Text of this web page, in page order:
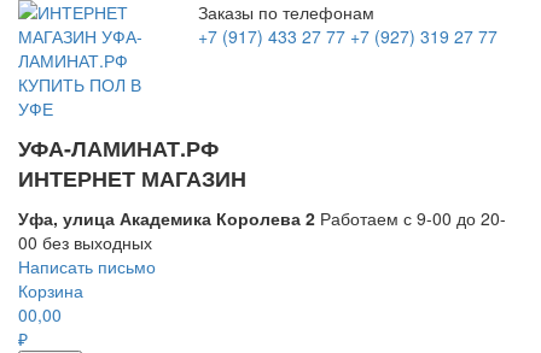
Заказы по телефонам
+7 (917) 433 27 77 +7 (927) 319 27 77
УФА-ЛАМИНАТ.РФ
ИНТЕРНЕТ МАГАЗИН
Уфа, улица Академика Королева 2 Работаем с 9-00 до 20-
00 без выходных
Написать письмо
Корзина
00,00
₽